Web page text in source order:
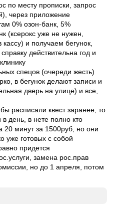
по месту прописки, запрос
через приложение
0% озон-банк, 5%
(ксерокс уже не нужен,
и получаем бегунок,
действительна год и
спецов (очереди жесть)
в бегунок делают записи и
дверь на улице) и все,
расписали квест заранее, то
день, в нете полно кто
минут за 1500руб, но они
уже готовых с собой
придется
замена рос.прав
но до 1 апреля, потом